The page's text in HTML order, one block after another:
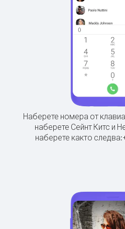
Наберете номера от
наберете Сейнт Китс и
наберете както следва: